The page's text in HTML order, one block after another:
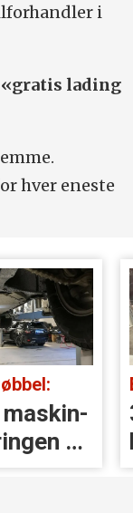
i
«gratis lading
hver eneste
maskin­
er